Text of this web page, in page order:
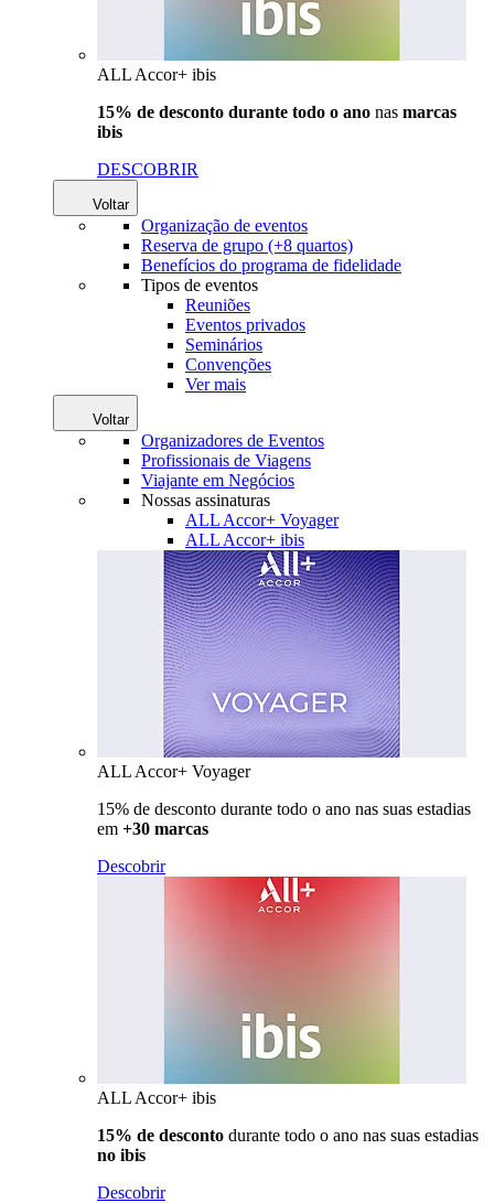
ALL Accor+ ibis
15% de desconto durante todo o ano nas marcas
ibis
DESCOBRIR
Voltar
Organização de eventos
Reserva de grupo (+8 quartos)
Benefícios do programa de fidelidade
Tipos de eventos
Reuniões
Eventos privados
Seminários
Convenções
Ver mais
Voltar
Organizadores de Eventos
Profissionais de Viagens
Viajante em Negócios
Nossas assinaturas
ALL Accor+ Voyager
ALL Accor+ ibis
ALL Accor+ Voyager
15% de desconto durante todo o ano nas suas estadias
em +30 marcas
Descobrir
ALL Accor+ ibis
15% de desconto durante todo o ano nas suas estadias
no ibis
Descobrir